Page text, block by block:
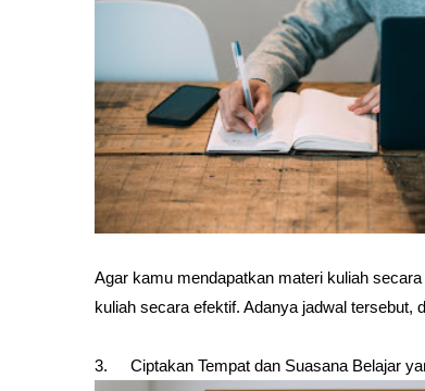
Agar kamu mendapatkan materi kuliah
kuliah secara efektif. Adanya jadwal
3. Ciptakan Tempat dan Suasana Belajar